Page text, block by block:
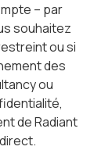
– par
souhaitez
ou si
des
ou
de Radiant